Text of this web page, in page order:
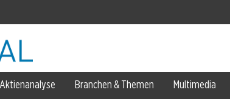
Aktienanalyse Branchen & Themen Multimedia